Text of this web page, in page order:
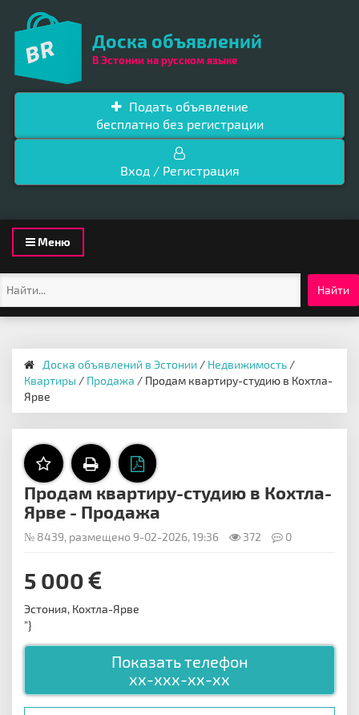
Доска объявлений
В Эстонии на русском языке
Подать объявление
бесплатно без регистрации
Вход / Регистрация
Toggle
navigation
Меню
Найти
Доска объявлений в Эстонии / Недвижимость /
Квартиры / Продажа / Продам квартиру-студию в Кохтла-
Ярве
Продам квартиру-студию в Кохтла-
Ярве - Продажа
№ 8439, размещено 9-02-2026, 19:36 372 0
5 000
Эстония, Кохтла-Ярве
"}
Показать телефон
xx-xxx-xx-xx